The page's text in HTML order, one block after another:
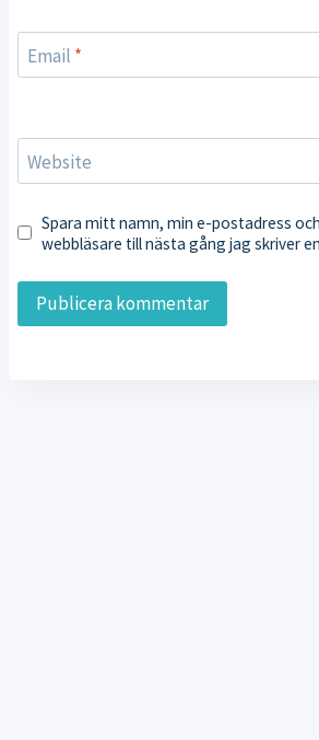
Email *
Website
Spara mitt namn, min e-postadress
webbläsare till nästa gång jag skriver